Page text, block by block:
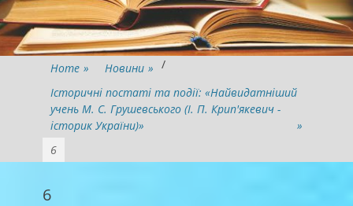
Home » Новини » /
Історичні постаті та події: «Найвидатніший
учень М. С. Грушевського (І. П. Крип'якевич -
історик України)»
»
6
6